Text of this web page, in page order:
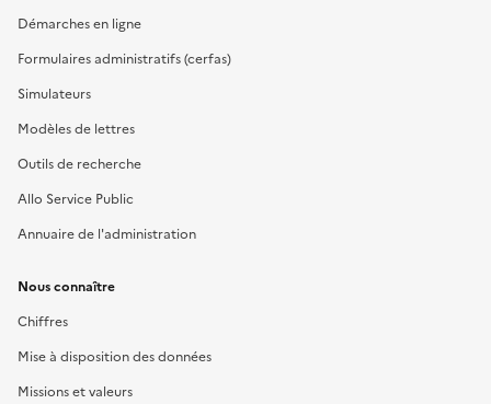
Démarches en ligne
Formulaires administratifs (cerfas)
Simulateurs
Modèles de lettres
Outils de recherche
Allo Service Public
Annuaire de l'administration
Nous connaître
Chiffres
Mise à disposition des données
Missions et valeurs